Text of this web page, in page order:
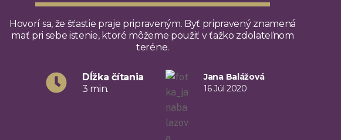
Hovorí sa, že šťastie praje pripraveným. Byť pripravený znamená
mať pri sebe istenie, ktoré môžeme použiť v ťažko zdolateľnom
teréne.
Dĺžka čítania
3 min.
Jana Balážová
16 Júl 2020